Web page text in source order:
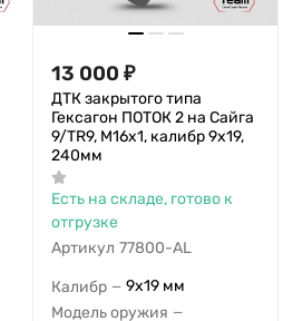
13 000 ₽
ДТК закрытого типа
Гексагон ПОТОК 2 на Сайга
9/TR9, М16х1, калибр 9х19,
240мм
Есть на складе, готово к
отгрузке
Артикул 77800-AL
Калибр — 9x19 мм
Модель оружия —